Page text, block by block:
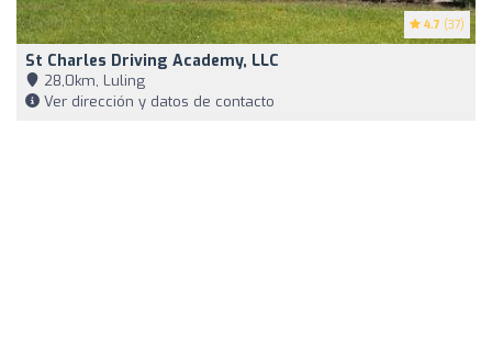
4.7 (37)
St Charles Driving Academy, LLC
28,0km, Luling
Ver dirección y datos de contacto